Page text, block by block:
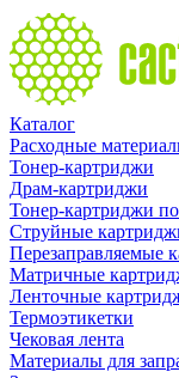
Каталог
Расходные
Тонер-картриджи
Драм-картриджи
Тонер-картриджи
Струйные
Перезаправляемые
Матричные
Ленточные
Термоэтикетки
Чековая лента
Материалы для